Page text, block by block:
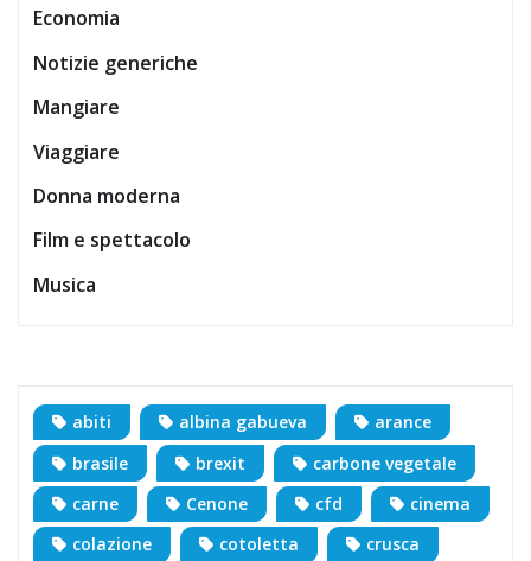
Economia
Notizie generiche
Mangiare
Viaggiare
Donna moderna
Film e spettacolo
Musica
abiti albina gabueva
arance
brasile
brexit
carbone vegetale
carne
Cenone cfd
cinema
colazione
cotoletta
crusca